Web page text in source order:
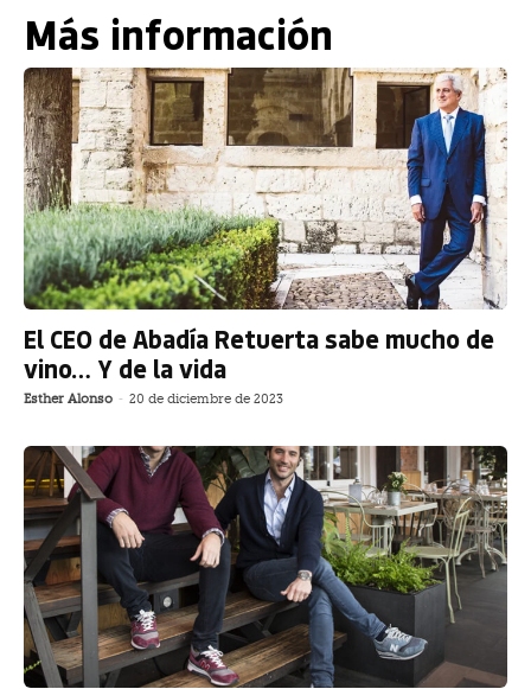
Más información
El CEO de Abadía Retuerta sabe mucho de
vino… Y de la vida
Esther Alonso - 20 de diciembre de 2023